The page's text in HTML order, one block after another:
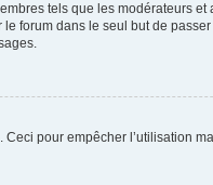
tels que les modérateurs
forum dans le seul but de
pour empêcher l’utilisation